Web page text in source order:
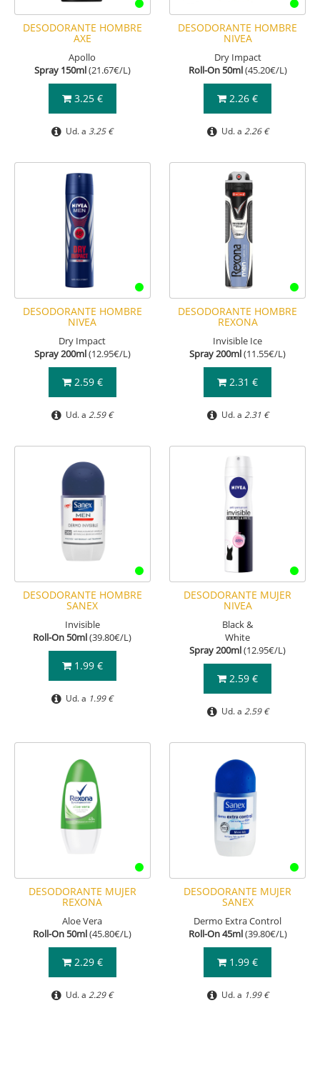
DESODORANTE HOMBRE
AXE
Apollo
Spray 150ml(21.67€/L)
3.25 €
Ud. a 3.25 €
DESODORANTE HOMBRE
NIVEA
Dry Impact
Roll-On 50ml(45.20€/L)
2.26 €
Ud. a 2.26 €
DESODORANTE HOMBRE
NIVEA
Dry Impact
Spray 200ml(12.95€/L)
2.59 €
Ud. a 2.59 €
DESODORANTE HOMBRE
REXONA
Invisible Ice
Spray 200ml(11.55€/L)
2.31 €
Ud. a 2.31 €
DESODORANTE HOMBRE
SANEX
Invisible
Roll-On 50ml(39.80€/L)
1.99 €
Ud. a 1.99 €
DESODORANTE MUJER
NIVEA
Black &
White
Spray 200ml(12.95€/L)
2.59 €
Ud. a 2.59 €
DESODORANTE MUJER
REXONA
Aloe Vera
Roll-On 50ml(45.80€/L)
2.29 €
Ud. a 2.29 €
DESODORANTE MUJER
SANEX
Dermo Extra Control
Roll-On 45ml(39.80€/L)
1.99 €
Ud. a 1.99 €